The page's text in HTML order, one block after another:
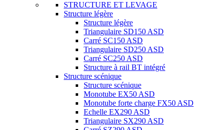
STRUCTURE ET LEVAGE
Structure légère
Structure légère
Triangulaire SD150 ASD
Carré SC150 ASD
Triangulaire SD250 ASD
Carré SC250 ASD
Structure à rail BT intégré
Structure scénique
Structure scénique
Monotube EX50 ASD
Monotube forte charge FX50 ASD
Echelle EX290 ASD
Triangulaire SX290 ASD